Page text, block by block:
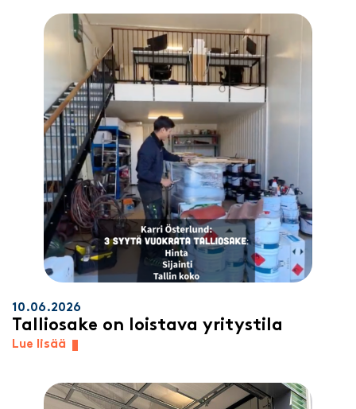
10.06.2026
Talliosake on loistava yritystila
Lue lisää